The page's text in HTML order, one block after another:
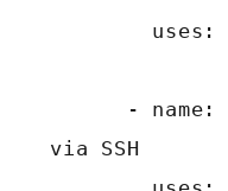
via SSH